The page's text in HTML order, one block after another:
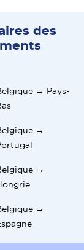
des
→ Pays-
→
→
→